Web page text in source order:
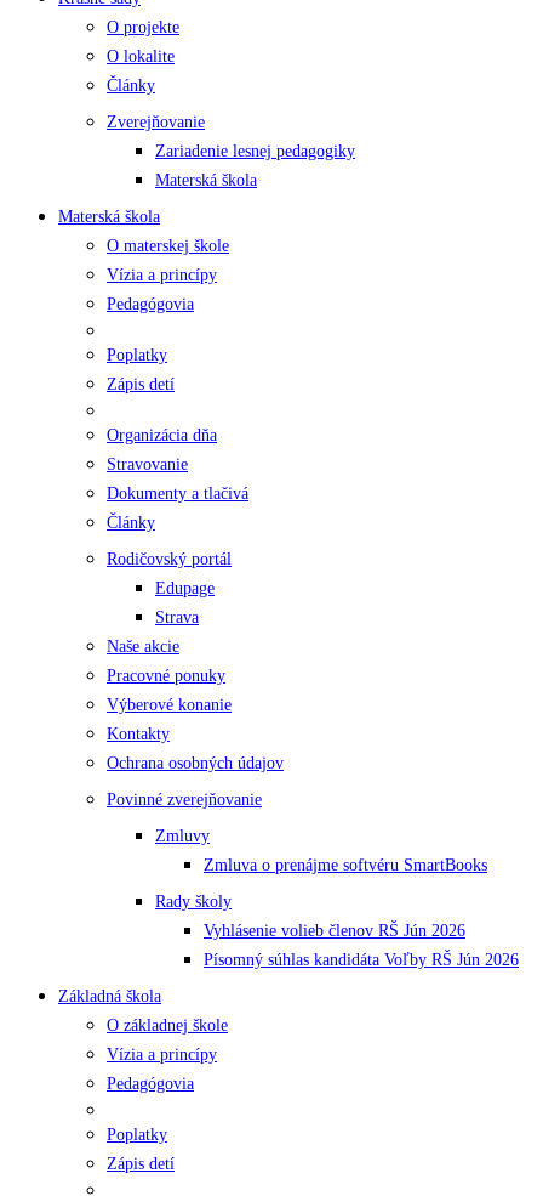
O projekte
O lokalite
Články
Zverejňovanie
Zariadenie lesnej pedagogiky
Materská škola
Materská škola
O materskej škole
Vízia a princípy
Pedagógovia
Poplatky
Zápis detí
Organizácia dňa
Stravovanie
Dokumenty a tlačivá
Články
Rodičovský portál
Edupage
Strava
Naše akcie
Pracovné ponuky
Výberové konanie
Kontakty
Ochrana osobných údajov
Povinné zverejňovanie
Zmluvy
Zmluva o prenájme softvéru SmartBooks
Rady školy
Vyhlásenie volieb členov RŠ Jún 2026
Písomný súhlas kandidáta Voľby RŠ Jún 2026
Základná škola
O základnej škole
Vízia a princípy
Pedagógovia
Poplatky
Zápis detí